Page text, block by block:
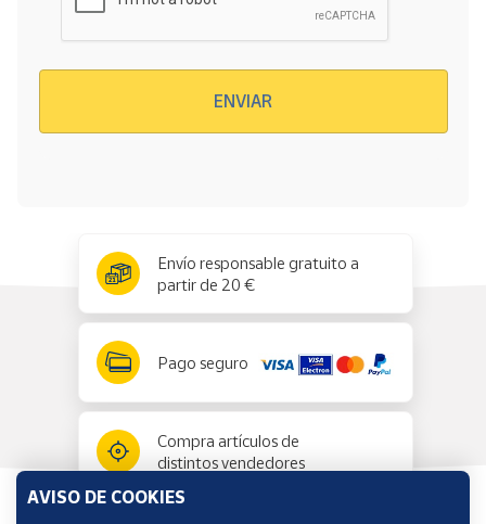
ENVIAR
Envío responsable gratuito a
partir de 20 €
Pago seguro
Compra artículos de
distintos vendedores
AVISO DE COOKIES